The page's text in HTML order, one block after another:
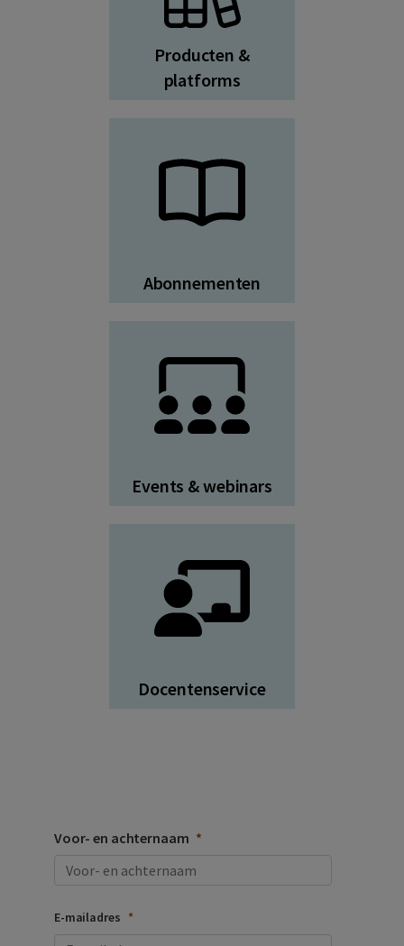
Producten &
platforms
Abonnementen
Events & webinars
Docentenservice
Voor- en achternaam
E-mailadres